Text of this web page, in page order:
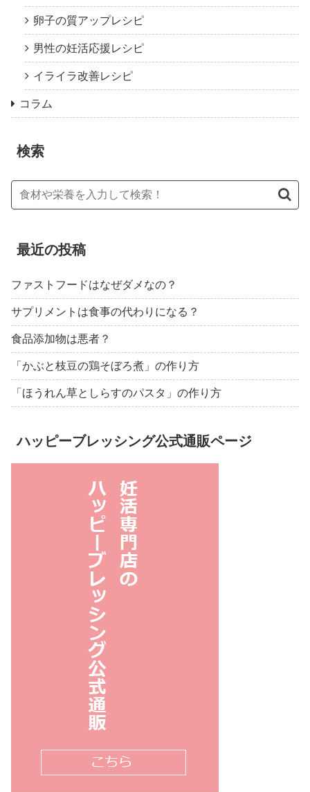
卵子の質アップレシピ
男性の妊活応援レシピ
イライラ改善レシピ
コラム
検索
最近の投稿
ファストフードはなぜダメなの？
サプリメントは食事の代わりになる？
食品添加物は悪者？
「かぶと枝豆の鶏そぼろ煮」の作り方
「ほうれん草としらすのパスタ」の作り方
ハッピーブレッシング公式通販ページ